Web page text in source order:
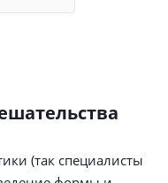
(так специалисты